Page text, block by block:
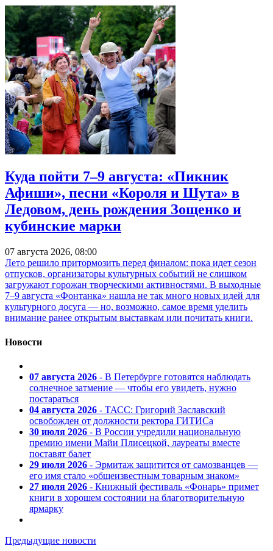
Куда пойти 7–9 августа: «Пикник
Афиши», песни «Короля и Шута» в
Ледовом, день рождения Зощенко и
кубинские марки
07 августа 2026, 08:00
Лето решило притормозить перед финалом: пока идет сезон
отпусков, организаторы культурных событий не слишком
загружают горожан творческими активностями. В выходные
7–9 августа «Фонтанка» нашла не так много новых идей для
культурного досуга — но, возможно, самое время уделить
внимание ранее открытым выставкам или почитать книги.
Новости
07 августа 2026 - В Петербурге готовятся наблюдать
солнечное затмение — чтобы его увидеть, нужно
постараться
04 августа 2026 - ТАСС: Григорий Заславский
освобожден от должности ректора ГИТИСа
30 июля 2026 - В России учредили национальную
премию имени Майи Плисецкой, лауреаты вместе
поставят балет
29 июля 2026 - Эрмитаж защитится от самозванцев —
его имя стало «общеизвестным товарным знаком»
27 июля 2026 - Книжный фестиваль «Фонарь» примет
книги в хорошем состоянии на благотворительную
ярмарку
Предыдущие новости